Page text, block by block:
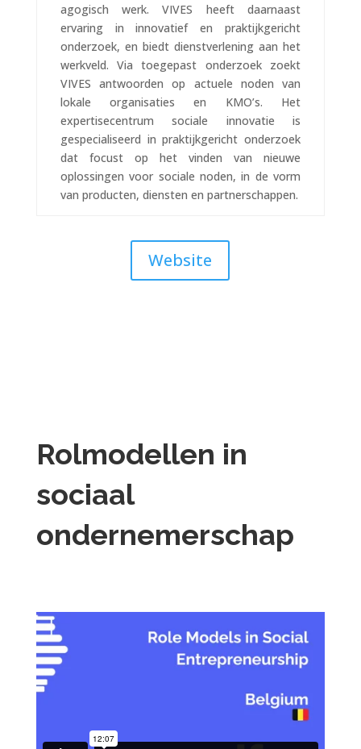
agogisch werk. VIVES heeft daarnaast
ervaring in innovatief en praktijkgericht
onderzoek, en biedt dienstverlening aan het
werkveld. Via toegepast onderzoek zoekt
VIVES antwoorden op actuele noden van
lokale organisaties en KMO’s. Het
expertisecentrum sociale innovatie is
gespecialiseerd in praktijkgericht onderzoek
dat focust op het vinden van nieuwe
oplossingen voor sociale noden, in de vorm
van producten, diensten en partnerschappen.
Website
Rolmodellen in
sociaal
ondernemerschap